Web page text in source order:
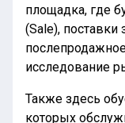
площадка, где
(Sale), поставки
исследование
Также здесь
которых